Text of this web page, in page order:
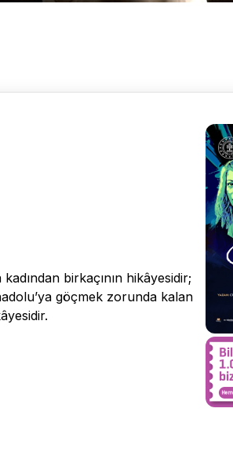
birkaçının hikâyesidir;
göçmek zorunda kalan